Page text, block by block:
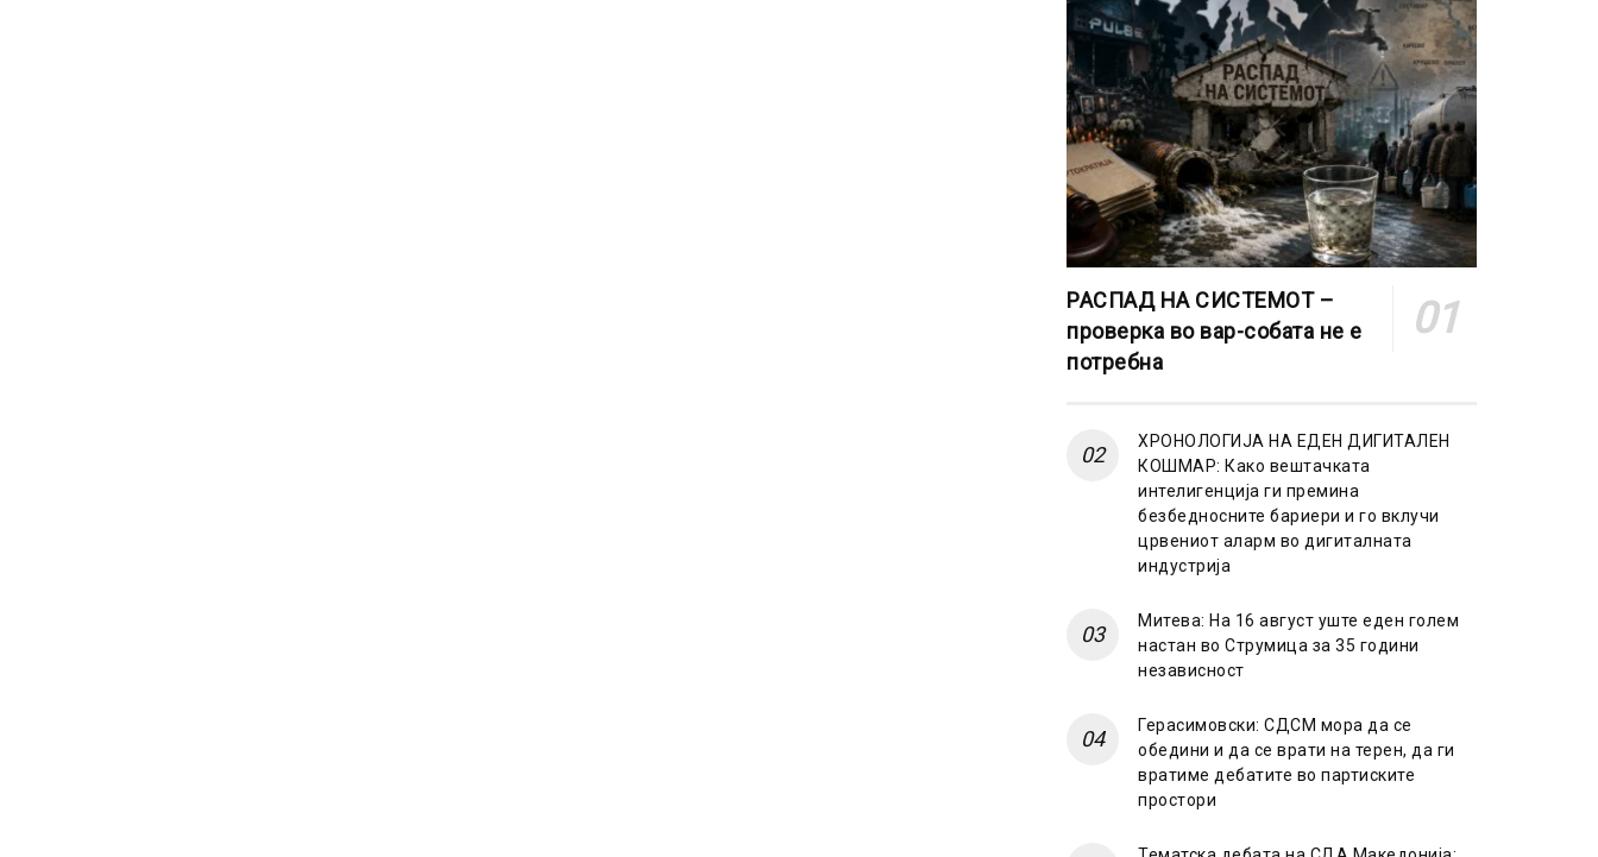
РАСПАД НА СИСТЕМОТ –
проверка во вар-собата не е
потребна
ХРОНОЛОГИЈА НА ЕДЕН ДИГИТАЛЕН
КОШМАР: Како вештачката
интелигенција ги премина
безбедносните бариери и го вклучи
црвениот аларм во дигиталната
индустрија
Митева: На 16 август уште еден голем
настан во Струмица за 35 години
независност
Герасимовски: СДСМ мора да се
обедини и да се врати на терен, да ги
вратиме дебатите во партиските
простори